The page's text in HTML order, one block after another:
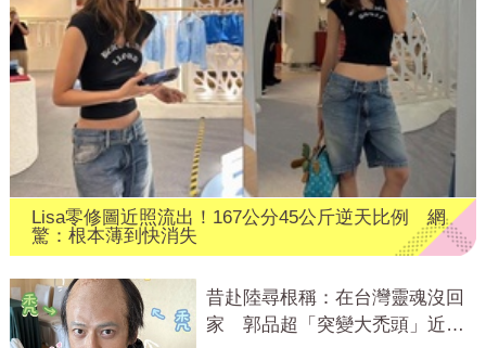
Lisa零修圖近照流出！167公分45公斤逆天比例 網
驚：根本薄到快消失
昔赴陸尋根稱：在台灣靈魂沒回
家 郭品超「突變大禿頭」近照